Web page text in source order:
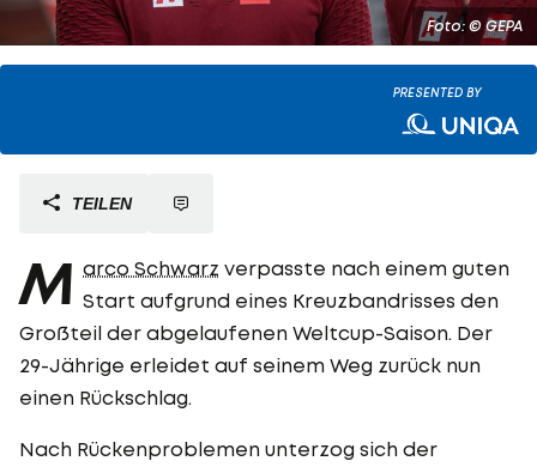
Foto: © GEPA
PRESENTED BY
TEILEN
M arco Schwarz verpasste nach einem guten
Start aufgrund eines Kreuzbandrisses den
Großteil der abgelaufenen Weltcup-Saison. Der
29-Jährige erleidet auf seinem Weg zurück nun
einen Rückschlag.
Nach Rückenproblemen unterzog sich der